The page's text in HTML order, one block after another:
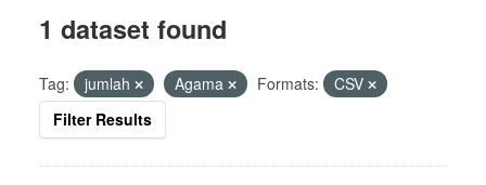
1 dataset found
Tag: jumlah Agama Formats:
CSV
Filter Results